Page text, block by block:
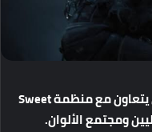
يتعاونمعمنظمةSweet
ومجتمعالألوان.